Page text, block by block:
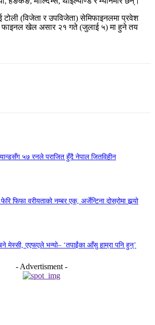
टोली (विजेता र उपविजेता) सेमिफाइनलमा प्रवेश
फाइनल खेल असार २१ गते (जुलाई ५) मा हुने तय
५७ रनले पराजित हुँदै नेपाल जितविहीन
फिफा वरीयताको नम्बर एक, अर्जेन्टिना दोस्रोमा झर्‍यो
मेस्सी, एएफएले भन्यो– ‘तपाईंका आँसु हाम्रा पनि हुन्’
- Advertisment -